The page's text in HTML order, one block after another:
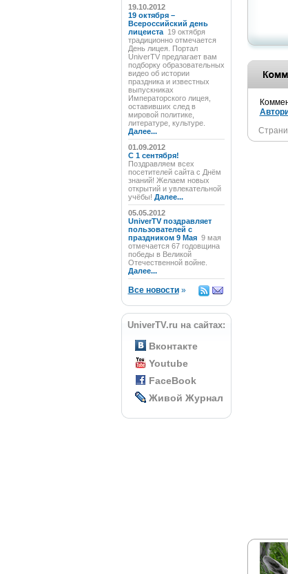
19.10.2012
19 октября –
Всероссийский день
лицеиста 19 октября
традиционно отмечается
День лицея. Портал
UniverTV предлагает вам
подборку образовательных
видео об истории
праздника и известных
выпускниках
Императорского лицея,
оставивших след в
мировой политике,
литературе, культуре.
Далее...
01.09.2012
C 1 сентября!
Поздравляем всех
посетителей сайта с Днём
знаний! Желаем новых
открытий и увлекательной
учёбы! Далее...
05.05.2012
UniverTV поздравляет
пользователей с
праздником 9 Мая 9 мая
отмечается 67 годовщина
победы в Великой
Отечественной войне.
Далее...
Все новости»
UniverTV.ru на сайтах:
Вконтакте
Youtube
FaceBook
Живой Журнал